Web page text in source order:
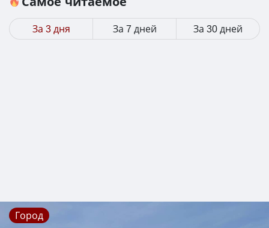
За 3 дня За 7 дней За 30 дней
Город